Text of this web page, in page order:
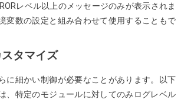
レベル以上のメッセージのみが表示されま
変数の設定と組み合わせて使用することもで
タマイズ
に細かい制御が必要なことがあります。以下
、特定のモジュールに対してのみログレベル